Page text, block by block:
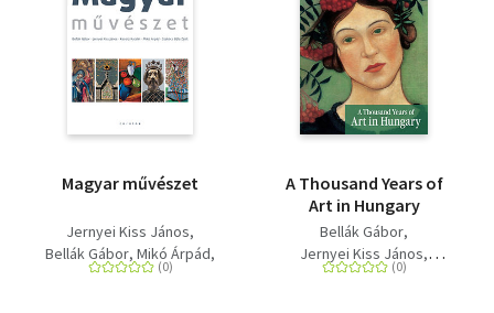
Magyar művészet
Jernyei Kiss János
Bellák Gábor Mikó Árpád
Keserű Katalin
A Thousand Years of
Art in Hungary
Bellák Gábor
Jernyei Kiss János
Keserű Katalin